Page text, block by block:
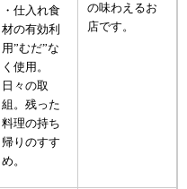
・仕入れ食
材の有効利
用”むだ”な
く使用。
日々の取
組。残った
料理の持ち
帰りのすす
め。
の味わえるお
店です。